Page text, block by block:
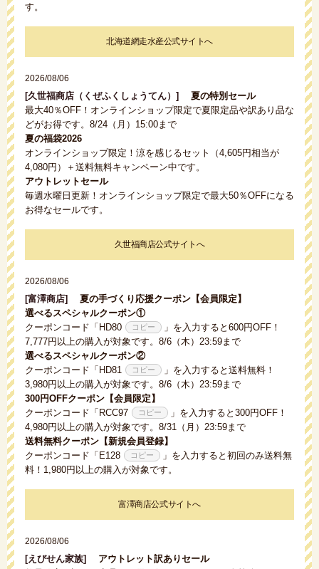
す。
北海道網走水産公式サイトへ
2026/08/06
[久世福商店（くぜふくしょうてん）]
夏の特別セール
最大40％OFF！オンラインショップ限定で夏限定品や訳あり品な
どがお得です。8/24（月）15:00まで
夏の福袋2026
オンラインショップ限定！涼を感じるセット（4,605円相当が
4,080円）＋送料無料キャンペーン中です。
アウトレットセール
毎週水曜日更新！オンラインショップ限定で最大50％OFFになる
お得なセールです。
久世福商店公式サイトへ
2026/08/06
[富澤商店]
夏の手づくり応援クーポン【会員限定】
選べるスペシャルクーポン①
クーポンコード「HD80
」を入力すると600円OFF！
7,777円以上の購入が対象です。8/6（木）23:59まで
選べるスペシャルクーポン②
クーポンコード「HD81
」を入力すると送料無料！
3,980円以上の購入が対象です。8/6（木）23:59まで
300円OFFクーポン【会員限定】
クーポンコード「RCC97
」を入力すると300円OFF！
4,980円以上の購入が対象です。8/31（月）23:59まで
送料無料クーポン【新規会員登録】
クーポンコード「E128
」を入力すると初回のみ送料無
料！1,980円以上の購入が対象です。
富澤商店公式サイトへ
2026/08/06
[えびせん家族]
アウトレット訳ありセール